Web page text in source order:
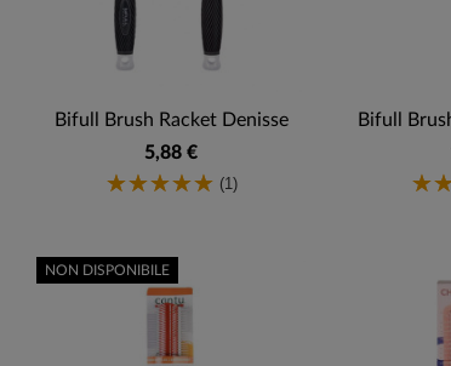
Bifull Brush Racket Denisse
5,88 €
(1)
Bifull
NON DISPONIBILE